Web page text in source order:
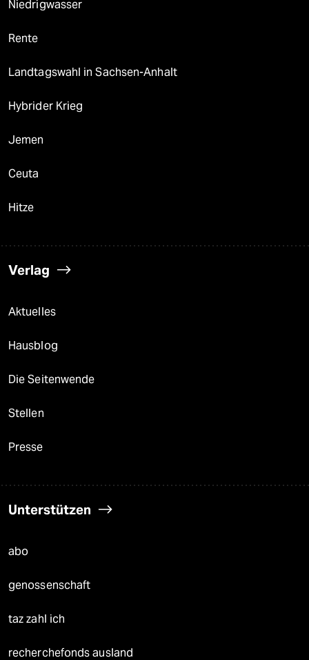
Niedrigwasser
Rente
Landtagswahl in Sachsen-Anhalt
Hybrider Krieg
Jemen
Ceuta
Hitze
Verlag
Aktuelles
Hausblog
Die Seitenwende
Stellen
Presse
Unterstützen
abo
genossenschaft
taz zahl ich
recherchefonds ausland